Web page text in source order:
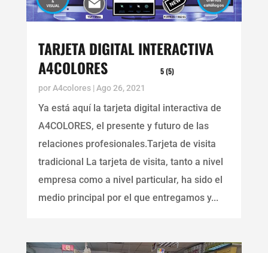
TARJETA DIGITAL INTERACTIVA
A4COLORES
5 (5)
porA4colores| Ago 26, 2021
Ya está aquí la tarjeta digital interactiva de
A4COLORES, el presente y futuro de las
relaciones profesionales.Tarjeta de visita
tradicional La tarjeta de visita, tanto a nivel
empresa como a nivel particular, ha sido el
medio principal por el que entregamos y...